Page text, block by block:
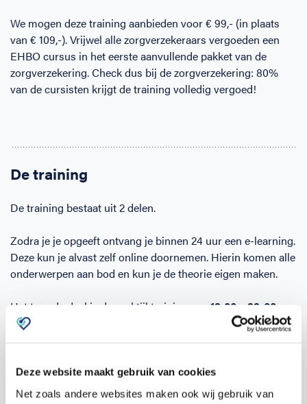
Deze website maakt gebruik van cookies
Net zoals andere websites maken ook wij gebruik van
We mogen deze training aanbieden voor € 99,- (in plaats
van € 109,-). Vrijwel alle zorgverzekeraars vergoeden een
EHBO cursus in het eerste aanvullende pakket van de
zorgverzekering. Check dus bij de zorgverzekering: 80%
van de cursisten krijgt de training volledig vergoed!
De training
De training bestaat uit 2 delen.
Zodra je je opgeeft ontvang je binnen 24 uur een e-learning.
Deze kun je alvast zelf online doornemen. Hierin komen alle
onderwerpen aan bod en kun je de theorie eigen maken.
Het tweede deel is de praktijktraining van 19:00 – 22:00 uur
opTouwlaan 23, 3401CA IJsselstein
woensdag 14
Tijdens de praktijktraining wordt veel tijd besteed aan het
oefenen van de competenties, zoals het reanimeren zelf en